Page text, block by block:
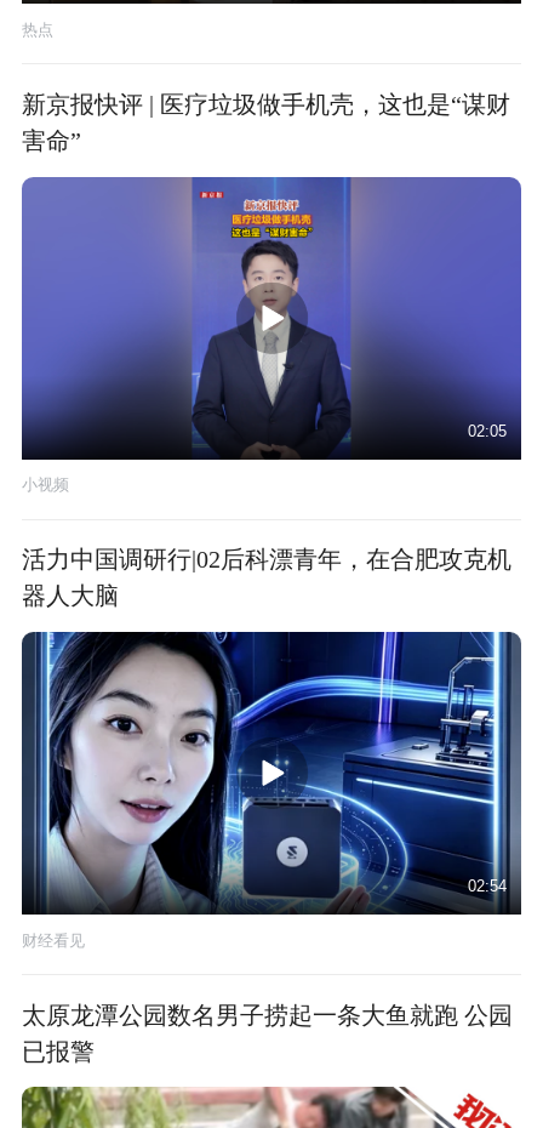
热点
新京报快评 | 医疗垃圾做手机壳，这也是“谋财
害命”
02:05
小视频
活力中国调研行|02后科漂青年，在合肥攻克机
器人大脑
02:54
财经看见
太原龙潭公园数名男子捞起一条大鱼就跑 公园
已报警